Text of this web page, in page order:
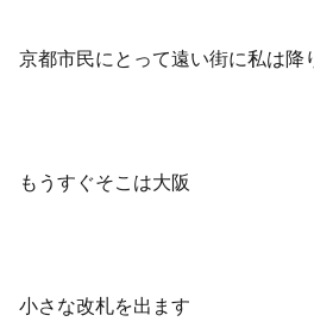
京都市民にとって遠い街に私は降
もうすぐそこは大阪
小さな改札を出ます